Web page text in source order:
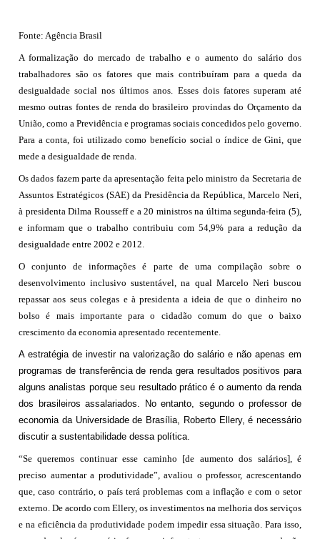
Fonte: Agência Brasil
A formalização do mercado de trabalho e o aumento do salário dos
trabalhadores são os fatores que mais contribuíram para a queda da
desigualdade social nos últimos anos. Esses dois fatores superam até
mesmo outras fontes de renda do brasileiro provindas do Orçamento da
União, como a Previdência e programas sociais concedidos pelo governo.
Para a conta, foi utilizado como benefício social o índice de Gini, que
mede a desigualdade de renda.
Os dados fazem parte da apresentação feita pelo ministro da Secretaria de
Assuntos Estratégicos (SAE) da Presidência da República, Marcelo Neri,
à presidenta Dilma Rousseff e a 20 ministros na última segunda-feira (5),
e informam que o trabalho contribuiu com 54,9% para a redução da
desigualdade entre 2002 e 2012.
O conjunto de informações é parte de uma compilação sobre o
desenvolvimento inclusivo sustentável, na qual Marcelo Neri buscou
repassar aos seus colegas e à presidenta a ideia de que o dinheiro no
bolso é mais importante para o cidadão comum do que o baixo
crescimento da economia apresentado recentemente.
A estratégia de investir na valorização do salário e não apenas em
programas de transferência de renda gera resultados positivos para
alguns analistas porque seu resultado prático é o aumento da renda
dos brasileiros assalariados. No entanto, segundo o professor de
economia da Universidade de Brasília, Roberto Ellery, é necessário
discutir a sustentabilidade dessa política.
“Se queremos continuar esse caminho [de aumento dos salários], é
preciso aumentar a produtividade”, avaliou o professor, acrescentando
que, caso contrário, o país terá problemas com a inflação e com o setor
externo. De acordo com Ellery, os investimentos na melhoria dos serviços
e na eficiência da produtividade podem impedir essa situação. Para isso,